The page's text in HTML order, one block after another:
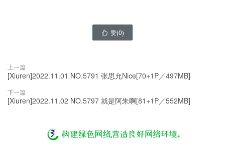
 赞(0)
上一篇
[Xiuren]2022.11.01 NO.5791 张思允Nice[70+1P／497MB]
下一篇
[Xiuren]2022.11.02 NO.5797 就是阿朱啊[81+1P／552MB]